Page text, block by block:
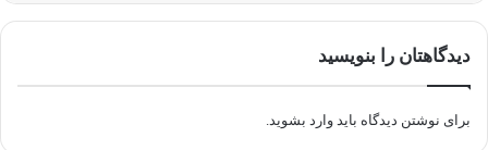
دیدگاهتان را بنویسید
برای نوشتن دیدگاه باید وارد بشوید.